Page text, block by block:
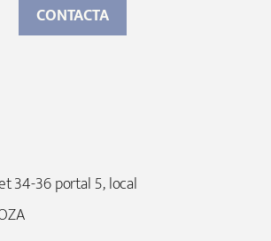
CONTACTA
34-36 portal 5, local